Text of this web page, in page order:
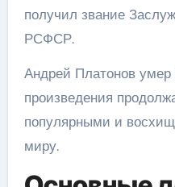
получил звание
РСФСР.
Андрей Платонов умер
произведения
популярными и
миру.